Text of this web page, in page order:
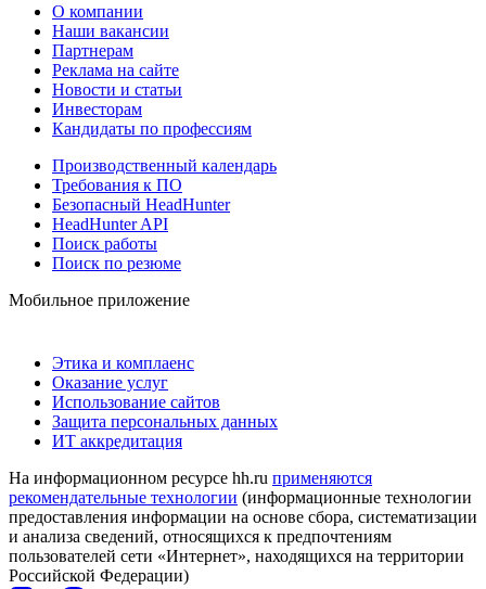
О компании
Наши вакансии
Партнерам
Реклама на сайте
Новости и статьи
Инвесторам
Кандидаты по профессиям
Производственный календарь
Требования к ПО
Безопасный HeadHunter
HeadHunter API
Поиск работы
Поиск по резюме
Мобильное приложение
Этика и комплаенс
Оказание услуг
Использование сайтов
Защита персональных данных
ИТ аккредитация
На информационном ресурсе hh.ru применяются
рекомендательные технологии (информационные технологии
предоставления информации на основе сбора, систематизации
и анализа сведений, относящихся к предпочтениям
пользователей сети «Интернет», находящихся на территории
Российской Федерации)